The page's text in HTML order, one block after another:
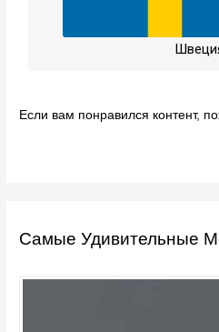
Если вам понравился контент,
Самые Удивительные